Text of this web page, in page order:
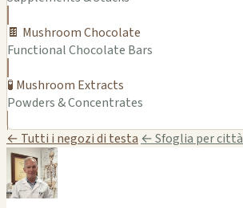
🍫 Mushroom Chocolate
Functional Chocolate Bars
🧪 Mushroom Extracts
Powders & Concentrates
← Tutti i negozi di testa ← Sfoglia per città